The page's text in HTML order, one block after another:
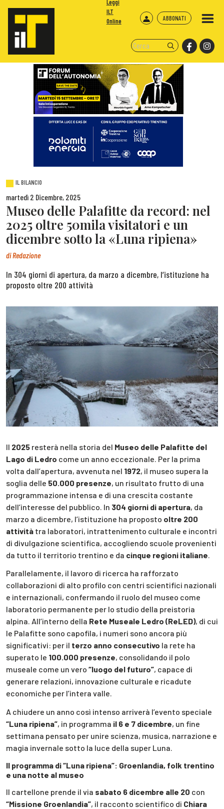
ABBONATI
Leggi
ILT
Online
IL BILANCIO
martedì 2 Dicembre, 2025
Museo delle Palafitte da record: nel
2025 oltre 50mila visitatori e un
dicembre sotto la «Luna ripiena»
diRedazione
In 304 giorni di apertura, da marzo a dicembre, l’istituzione ha
proposto oltre 200 attività
Il 2025 resterà nella storia del Museo delle Palafitte del
Lago di Ledro come un anno eccezionale. Per la prima
volta dall’apertura, avvenuta nel 1972, il museo supera la
soglia delle 50.000 presenze, un risultato frutto di una
programmazione intensa e di una crescita costante
dell’interesse del pubblico. In 304 giorni di apertura, da
marzo a dicembre, l’istituzione ha proposto oltre 200
attività tra laboratori, intrattenimento culturale e incontri
di divulgazione scientifica, accogliendo scuole provenienti
da tutto il territorio trentino e da cinque regioni italiane
Parallelamente, il lavoro di ricerca ha rafforzato
collaborazioni di alto profilo con centri scientifici nazionali
e internazionali, confermando il ruolo del museo come
laboratorio permanente per lo studio della preistoria
alpina. All’interno della Rete Museale Ledro (ReLED), di cui
le Palafitte sono capofila, i numeri sono ancora più
significativi: per il terzo anno consecutivo la rete ha
superato le 100.000 presenze, consolidando il polo
museale come un vero “luogo del futuro”, capace di
generare relazioni, innovazione culturale e ricadute
economiche per l’intera valle.
A chiudere un anno così intenso arriverà l’evento speciale
“Luna ripiena”, in programma il 6 e 7 dicembre, un fine
settimana pensato per unire scienza, musica, narrazione e
magia invernale sotto la luce della super Luna.
Il programma di “Luna ripiena”: Groenlandia, folk trentino
e una notte al museo
Il cartellone prende il via sabato 6 dicembre alle 20 con
“Missione Groenlandia”, il racconto scientifico di Chiara